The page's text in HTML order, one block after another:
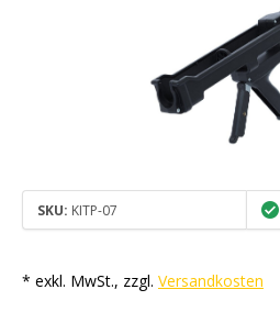
SKU: KITP-07
* exkl. MwSt., zzgl. Versandkosten